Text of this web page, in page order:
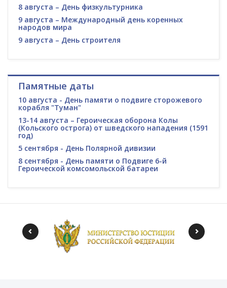
8 августа – День физкультурника
9 августа – Международный день коренных
народов мира
9 августа – День строителя
Памятные даты
10 августа - День памяти о подвиге сторожевого
корабля "Туман"
13-14 августа – Героическая оборона Колы
(Кольского острога) от шведского нападения (1591
год)
5 сентября - День Полярной дивизии
8 сентября - День памяти о Подвиге 6-й
Героической комсомольской батареи